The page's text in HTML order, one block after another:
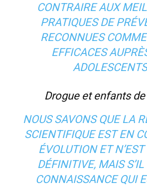
CONTRAIRE AUX
PRATIQUES DE
RECONNUES
EFFICACES
Drogue et enfants
NOUS SAVONS QUE LA
SCIENTIFIQUE EST EN
ÉVOLUTION ET
DÉFINITIVE, MAIS
CONNAISSANCE QUI